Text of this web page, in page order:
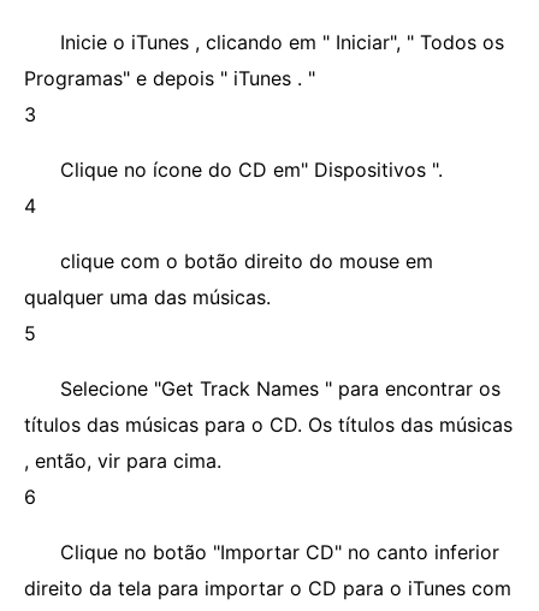
Inicie o iTunes , clicando em " Iniciar", " Todos os
Programas" e depois " iTunes . "
3
Clique no ícone do CD em" Dispositivos ".
4
clique com o botão direito do mouse em
qualquer uma das músicas.
5
Selecione "Get Track Names " para encontrar os
títulos das músicas para o CD. Os títulos das músicas
, então, vir para cima.
6
Clique no botão "Importar CD" no canto inferior
direito da tela para importar o CD para o iTunes com